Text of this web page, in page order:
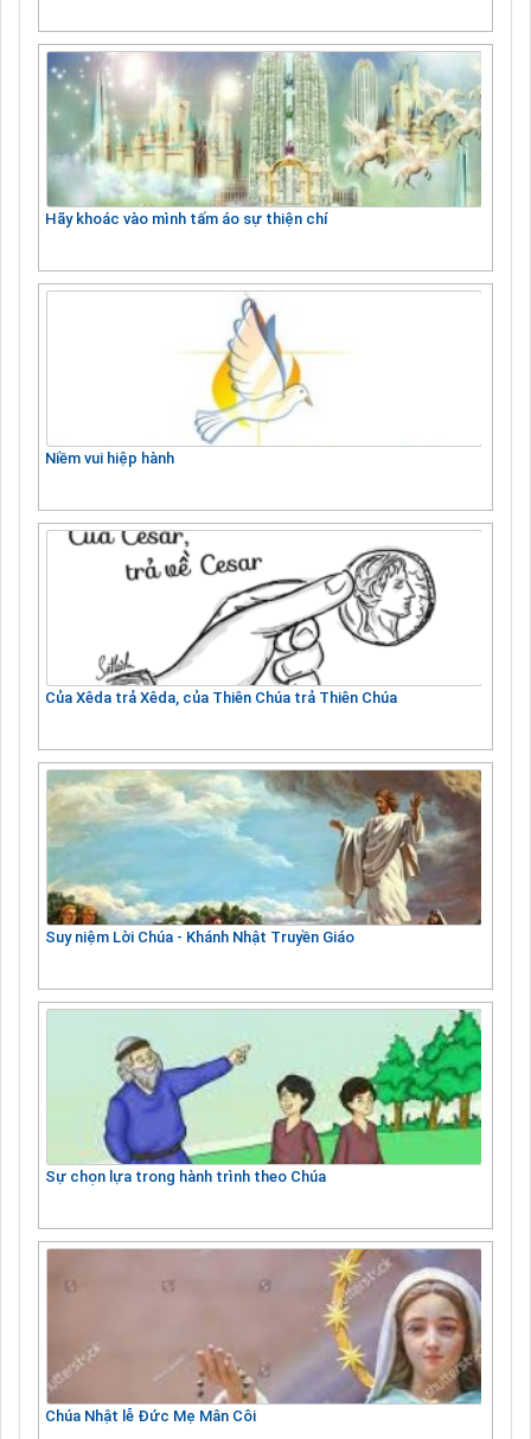
Hãy khoác vào mình tấm áo sự thiện chí
Niềm vui hiệp hành
Của Xêda trả Xêda, của Thiên Chúa trả Thiên Chúa
Suy niệm Lời Chúa - Khánh Nhật Truyền Giáo
Sự chọn lựa trong hành trình theo Chúa
Chúa Nhật lễ Đức Mẹ Mân Côi